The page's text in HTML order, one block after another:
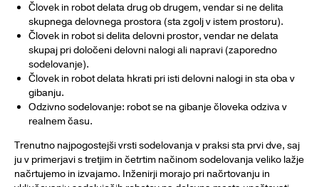
Človek in robot delata drug ob drugem, vendar si ne delita
skupnega delovnega prostora (sta zgolj v istem prostoru).
Človek in robot si delita delovni prostor, vendar ne delata
skupaj pri določeni delovni nalogi ali napravi (zaporedno
sodelovanje).
Človek in robot delata hkrati pri isti delovni nalogi in sta oba v
gibanju.
Odzivno sodelovanje: robot se na gibanje človeka odziva v
realnem času.
Trenutno najpogostejši vrsti sodelovanja v praksi sta prvi dve, saj
ju v primerjavi s tretjim in četrtim načinom sodelovanja veliko lažje
načrtujemo in izvajamo. Inženirji morajo pri načrtovanju in